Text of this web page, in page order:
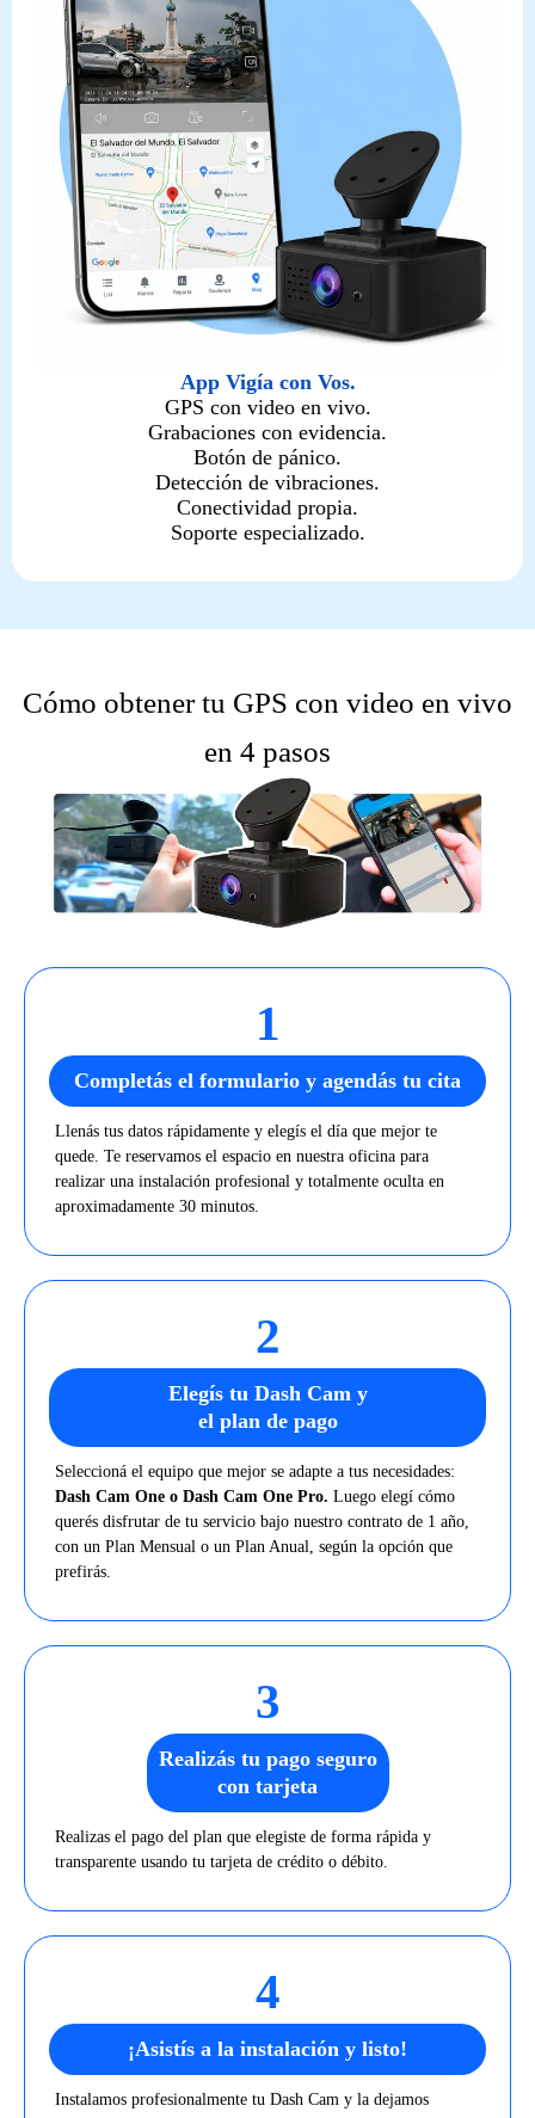
App Vigía con Vos.
GPS con video en vivo.
Grabaciones con evidencia.
Botón de pánico.
Detección de vibraciones.
Conectividad propia.
Soporte especializado.
Cómo obtener tu GPS con video en vivo
en 4 pasos
1
Completás el formulario y agendás tu cita
Llenás tus datos rápidamente y elegís el día que mejor te
quede. Te reservamos el espacio en nuestra oficina para
realizar una instalación profesional y totalmente oculta en
aproximadamente 30 minutos.
2
Elegís tu Dash Cam y
el plan de pago
Seleccioná el equipo que mejor se adapte a tus necesidades:
Dash Cam One o Dash Cam One Pro. Luego elegí cómo
querés disfrutar de tu servicio bajo nuestro contrato de 1 año,
con un Plan Mensual o un Plan Anual, según la opción que
prefirás.
3
Realizás tu pago seguro
con tarjeta
Realizas el pago del plan que elegiste de forma rápida y
transparente usando tu tarjeta de crédito o débito.
4
¡Asistís a la instalación y listo!
Instalamos profesionalmente tu Dash Cam y la dejamos